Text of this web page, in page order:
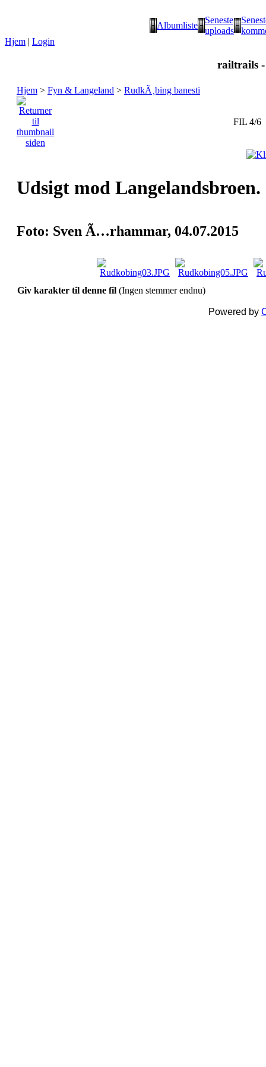
Albumliste
Seneste
uploads
Hjem | Login
railtrails
Hjem > Fyn & Langeland > RudkÃ¸bing banesti
FIL 4/6
Udsigt mod Langelandsbroen.
Foto: Sven Ã…rhammar, 04.07.2015
Giv karakter til denne fil (Ingen stemmer endnu)
Powered by